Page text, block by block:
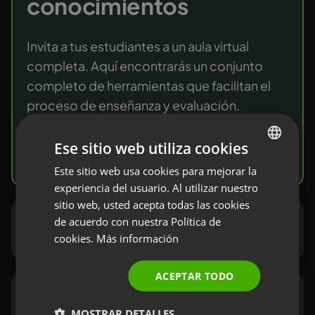
Invita a tus estudiantes a un aula virtual
completa. Aquí encontrarás un conjunto
completo de herramientas que facilitan el
proceso de enseñanza y evaluación.
Empieza gratis
Expertos en marketing y ventas
ENGLISH
FRENCH
RUSSIAN
SPANISH
Ese sitio web utiliza cookies
Este sitio web usa cookies para mejorar la
experiencia del usuario. Al utilizar nuestro
sitio web, usted acepta todas las cookies
de acuerdo con nuestra Política de
cookies. Más información
ACEPTAR TODO